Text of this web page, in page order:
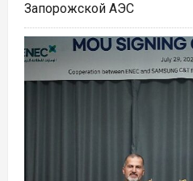
Запорожской АЭС